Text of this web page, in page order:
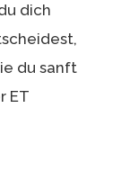
dich
du sanft
ET